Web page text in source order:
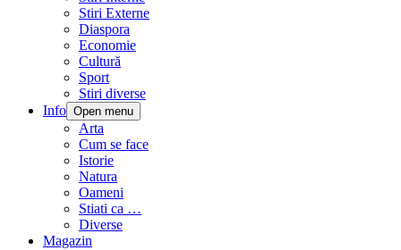
Stiri Externe
Diaspora
Economie
Cultură
Sport
Stiri diverse
Info Open menu
Arta
Cum se face
Istorie
Natura
Oameni
Stiati ca …
Diverse
Magazin